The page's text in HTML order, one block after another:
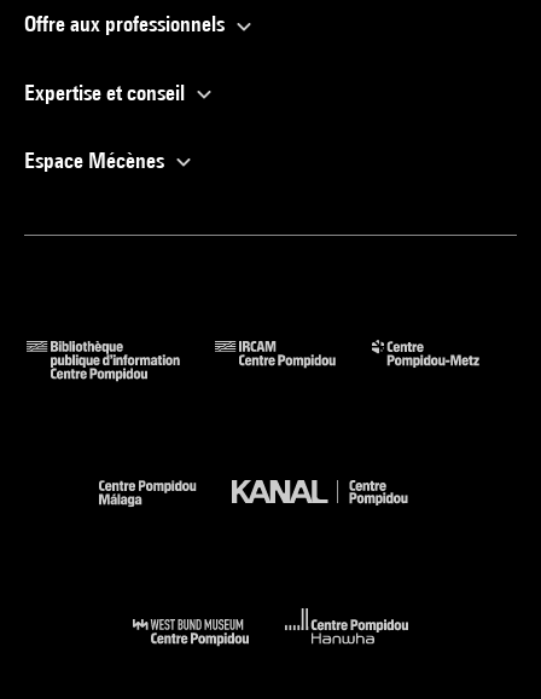
Offre aux professionnels
Expertise et conseil
Espace Mécènes